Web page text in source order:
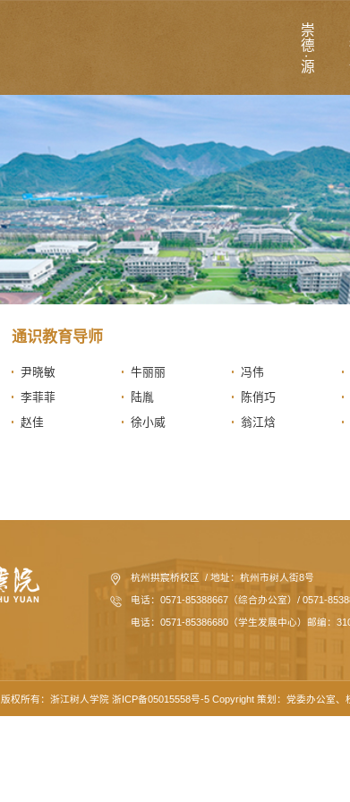
崇德·源
通识教育导师
尹晓敏 牛丽丽 冯伟
李菲菲
陆胤 陈俏巧
赵佳
徐小威 翁江焓
杭州拱宸桥校区 / 地址：杭州市树人街8号
电话：0571-85388667（综合办公室）/ 0571-
电话：0571-85386680（学生发展中心）邮编：
版权所有：浙江树人学院 浙ICP备05015558号-5 Copyright 策划：党委办公室、